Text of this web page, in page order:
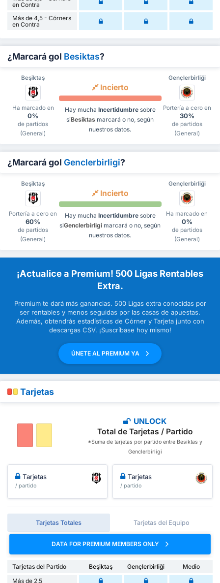
en Contra
Más de 4,5 - Córners
en Contra
¿Marcará gol Besiktas?
Beşiktaş Gençlerbirliği
Ha marcado en
0%
de partidos
(General)
Incierto
Hay mucha Incertidumbresobre
siBesiktas marcará o no, según
nuestros datos.
Portería a cero en
30%
de partidos
(General)
¿Marcará gol Genclerbirligi?
Beşiktaş Gençlerbirliği
Portería a cero en
60%
de partidos
(General)
Incierto
Hay mucha Incertidumbresobre
siGenclerbirligi marcará o no, según
nuestros datos.
Ha marcado en
0%
de partidos
(General)
¡Actualice a Premium! 500 Ligas Rentables
Extra.
Premium te dará más ganancias. 500 Ligas extra conocidas por
ser rentables y menos seguidas por las casas de apuestas.
Además, obtendrás estadísticas de Córner y Tarjeta junto con
descargas CSV. ¡Suscríbase hoy mismo!
ÚNETE AL PREMIUM YA
Tarjetas
UNLOCK
Total de Tarjetas / Partido
*Suma de tarjetas por partido entre Besiktas y
Genclerbirligi
Tarjetas
/ partido
Tarjetas
/ partido
Tarjetas Totales Tarjetas del Equipo
DATA FOR PREMIUM MEMBERS ONLY
Tarjetas del Partido Beşiktaş Gençlerbirliği
Medio
Más de 2,5